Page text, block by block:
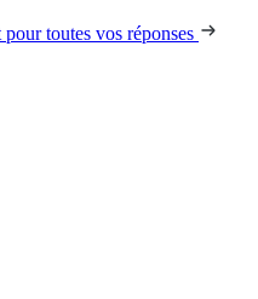
toutes vos réponses